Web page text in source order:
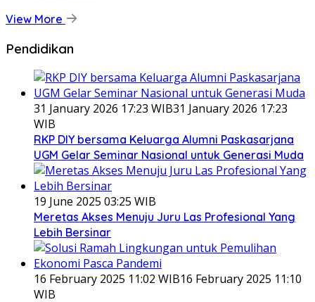
View More
Pendidikan
31 January 2026 17:23 WIB31 January 2026 17:23
WIB
RKP DIY bersama Keluarga Alumni Paskasarjana
UGM Gelar Seminar Nasional untuk Generasi Muda
19 June 2025 03:25 WIB
Meretas Akses Menuju Juru Las Profesional Yang
Lebih Bersinar
16 February 2025 11:02 WIB16 February 2025 11:10
WIB